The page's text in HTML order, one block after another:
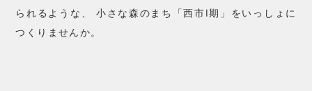
られるような、
小さな森のまち「西市Ⅰ期」をいっしょに
つくりませんか。